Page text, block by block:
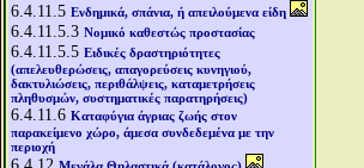
6.4.11.5 Ενδημικά, σπάνια, ή απειλούμενα είδη
6.4.11.5.3 Νομικό καθεστώς προστασίας
6.4.11.5.5 Ειδικές δραστηριότητες
(απελευθερώσεις, απαγορεύσεις κυνηγιού,
δακτυλιώσεις, περιθάλψεις, καταμετρήσεις
πληθυσμών, συστηματικές παρατηρήσεις)
6.4.11.6 Καταφύγια άγριας ζωής στον
παρακείμενο χώρο, άμεσα συνδεδεμένα με την
περιοχή